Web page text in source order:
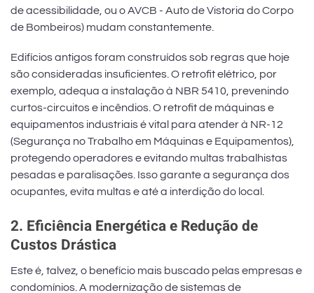
de acessibilidade, ou o AVCB - Auto de Vistoria do Corpo
de Bombeiros) mudam constantemente.
Edifícios antigos foram construídos sob regras que hoje
são consideradas insuficientes. O retrofit elétrico, por
exemplo, adequa a instalação à NBR 5410, prevenindo
curtos-circuitos e incêndios. O retrofit de máquinas e
equipamentos industriais é vital para atender à NR-12
(Segurança no Trabalho em Máquinas e Equipamentos),
protegendo operadores e evitando multas trabalhistas
pesadas e paralisações. Isso garante a segurança dos
ocupantes, evita multas e até a interdição do local.
2. Eficiência Energética e Redução de
Custos Drástica
Este é, talvez, o benefício mais buscado pelas empresas e
condomínios. A modernização de sistemas de